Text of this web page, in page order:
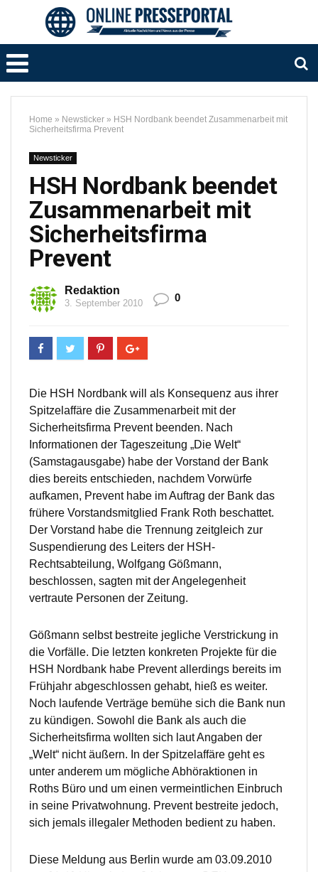
Home » Newsticker » HSH Nordbank beendet Zusammenarbeit mit
Sicherheitsfirma Prevent
Newsticker
HSH Nordbank beendet
Zusammenarbeit mit
Sicherheitsfirma
Prevent
Redaktion
3. September 2010 0
Die HSH Nordbank will als Konsequenz aus ihrer
Spitzelaffäre die Zusammenarbeit mit der
Sicherheitsfirma Prevent beenden. Nach
Informationen der Tageszeitung „Die Welt“
(Samstagausgabe) habe der Vorstand der Bank
dies bereits entschieden, nachdem Vorwürfe
aufkamen, Prevent habe im Auftrag der Bank das
frühere Vorstandsmitglied Frank Roth beschattet.
Der Vorstand habe die Trennung zeitgleich zur
Suspendierung des Leiters der HSH-
Rechtsabteilung, Wolfgang Gößmann,
beschlossen, sagten mit der Angelegenheit
vertraute Personen der Zeitung.
Gößmann selbst bestreite jegliche Verstrickung in
die Vorfälle. Die letzten konkreten Projekte für die
HSH Nordbank habe Prevent allerdings bereits im
Frühjahr abgeschlossen gehabt, hieß es weiter.
Noch laufende Verträge bemühe sich die Bank nun
zu kündigen. Sowohl die Bank als auch die
Sicherheitsfirma wollten sich laut Angaben der
„Welt“ nicht äußern. In der Spitzelaffäre geht es
unter anderem um mögliche Abhöraktionen in
Roths Büro und um einen vermeintlichen Einbruch
in seine Privatwohnung. Prevent bestreite jedoch,
sich jemals illegaler Methoden bedient zu haben.
Diese Meldung aus Berlin wurde am 03.09.2010